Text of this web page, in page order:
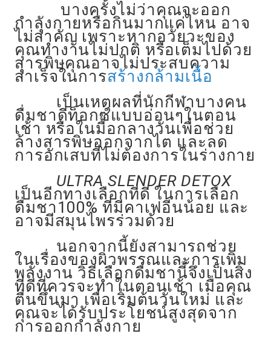
บางครั้งไม่ว่าคุณจะออก
กำลังกายหรือกินมากแค่ไหน อาจ
ไม่สำคัญ เพราะหากอวัยวะของ
คุณทำงานไม่ปกติ หรือเต็มไปด้วย
สารพิษคุณอาจไม่ประสบความ
สำเร็จในการสร้างกล้ามเนื้อ
เป็นเหตุผลที่นักกีฬาบางคน
ดื่มชาดีท็อกซ์แบบอ่อนๆในตอน
เช้า หรือในมื้อกลางวันเพื่อช่วย
ล้างสารพิษออกจากไต และลด
การอักเสบที่ไม่ต้องการในร่างกาย
ULTRA SLENDER DETOX
เป็นอีกทางเลือกที่ดี ในการเลือก
ดื่มชา100% ที่มีคาเฟอีนน้อย และ
อาจมีสมุนไพรร่วมด้วย
นอกจากนี้ยังสามารถช่วย
ในเรื่องของผิวพรรณและการเพิ่ม
พลังงาน วิธีเลือกดื่มชานี้จึงเป็นสิ่ง
ที่ดีที่ควรจะทำในตอนเช้า เมื่อคุณ
ตื่นขึ้นมา เพื่อเริ่มต้นวันใหม่ และ
คุณจะได้รับประโยชน์สูงสุดจาก
การออกกำลังกาย